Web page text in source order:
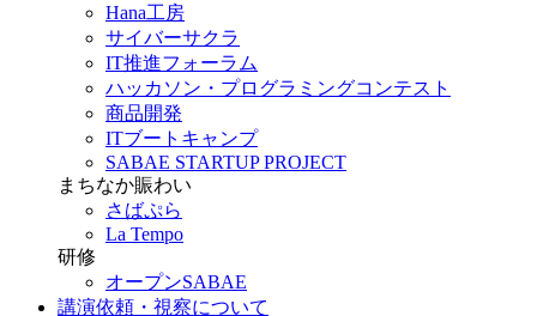
Hana工房
サイバーサクラ
IT推進フォーラム
ハッカソン・プログラミングコンテスト
商品開発
ITブートキャンプ
SABAE STARTUP PROJECT
まちなか賑わい
さばぷら
La Tempo
研修
オープンSABAE
講演依頼・視察について